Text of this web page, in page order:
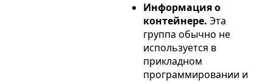
Информация о
контейнере. Эта
группа обычно не
используется в
прикладном
программировании и